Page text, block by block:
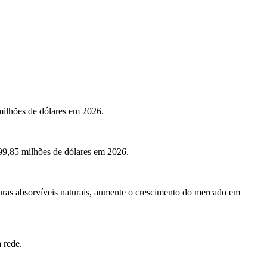
de dólares em 2026.
milhões de dólares em 2026.
absorvíveis naturais, aumente o crescimento do mercado em
rede.